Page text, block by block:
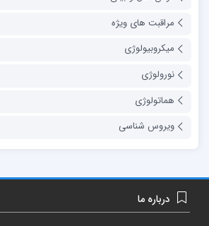
مراقبت های ویژه
میکروبیولوژی
نورولوژی
هماتولوژی
ویروس شناسی
درباره ما